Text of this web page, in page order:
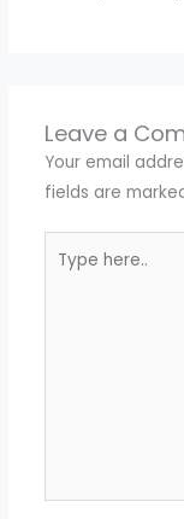
Leave a
Your email
fields are
here..